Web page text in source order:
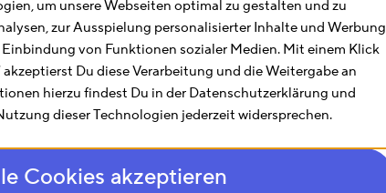
um unsere Webseiten optimal zu gestalten und zu
zur Ausspielung personalisierter Inhalte und Werbung
von Funktionen sozialer Medien. Mit einem Klick
Du diese Verarbeitung und die Weitergabe an
hierzu findest Du in der Datenschutzerklärung und
dieser Technologien jederzeit widersprechen.
Cookies akzeptieren